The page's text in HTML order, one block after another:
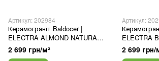
Артикул: 202984
Керамограніт Baldocer |
ELECTRA ALMOND NATURAL
60X120
2 699 грн/м²
Артикул:
ELECTRA
60X120
2 699 грн/